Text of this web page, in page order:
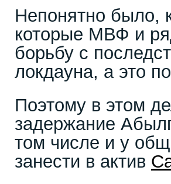
Непонятно было,
которые МВФ и
борьбу с
локдауна, а это
Поэтому в этом
задержание
том числе и у
занести в актив